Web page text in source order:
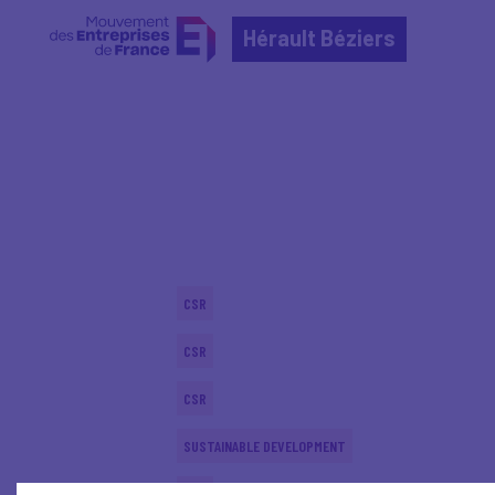
Hérault Béziers
CSR
CSR
CSR
SUSTAINABLE DEVELOPMENT